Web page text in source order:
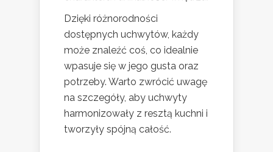
Dzięki różnorodności
dostępnych uchwytów, każdy
może znaleźć coś, co idealnie
wpasuje się w jego gusta oraz
potrzeby. Warto zwrócić uwagę
na szczegóły, aby uchwyty
harmonizowały z resztą kuchni i
tworzyły spójną całość.